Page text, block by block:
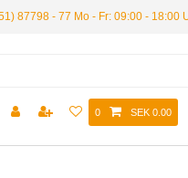
87798 - 77 Mo - Fr: 09:00 - 18:00
0 SEK 0.00